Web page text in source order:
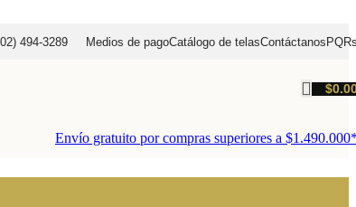
494-3289 Medios de pagoCatálogo de telasContáctanos
$
Envío gratuito por compras superiores a